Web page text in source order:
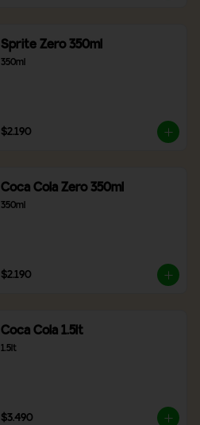
Sprite Zero 350ml
350ml
$2.190
Coca Cola Zero 350ml
350ml
$2.190
Coca Cola 1.5lt
1.5lt
$3.490